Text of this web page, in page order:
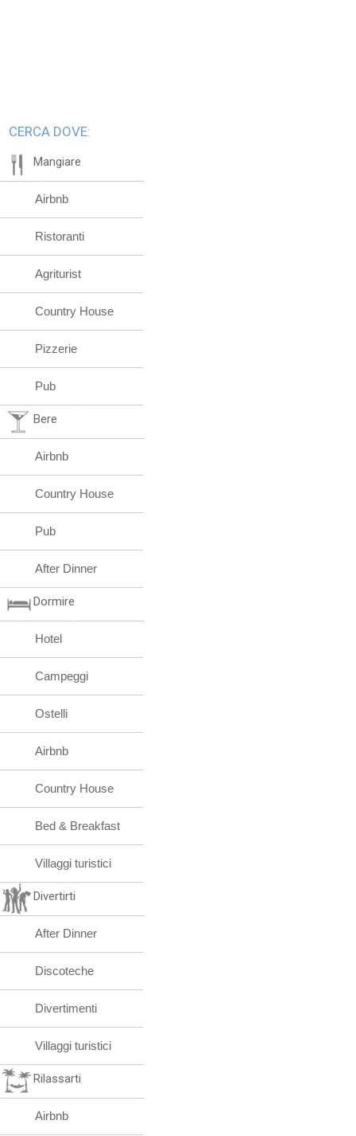
CERCA DOVE:
Mangiare
Airbnb
Ristoranti
Agriturist
Country House
Pizzerie
Pub
Bere
Airbnb
Country House
Pub
After Dinner
Dormire
Hotel
Campeggi
Ostelli
Airbnb
Country House
Bed & Breakfast
Villaggi turistici
Divertirti
After Dinner
Discoteche
Divertimenti
Villaggi turistici
Rilassarti
Airbnb